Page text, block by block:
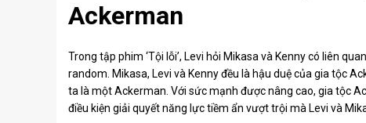
Ackerman
Trong tập phim ‘Tội lỗi’, Levi hỏi Mikasa và Kenny có liên
random. Mikasa, Levi và Kenny đều là hậu duệ của gia tộc
ta là một Ackerman. Với sức mạnh được nâng cao, gia tộc
điều kiện giải quyết năng lực tiềm ẩn vượt trội mà Levi và